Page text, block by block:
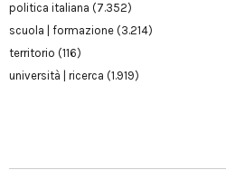
politica italiana (7.352)
scuola | formazione (3.214)
territorio (116)
università | ricerca (1.919)